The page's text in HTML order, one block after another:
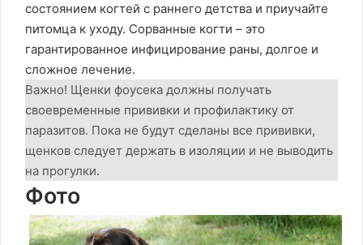
состоянием когтей с раннего детства и приучайте
питомца к уходу. Сорванные когти – это
гарантированное инфицирование раны, долгое и
сложное лечение.
Важно! Щенки фоусека должны получать
своевременные прививки и профилактику от
паразитов. Пока не будут сделаны все прививки,
щенков следует держать в изоляции и не выводить
на прогулки.
Фото